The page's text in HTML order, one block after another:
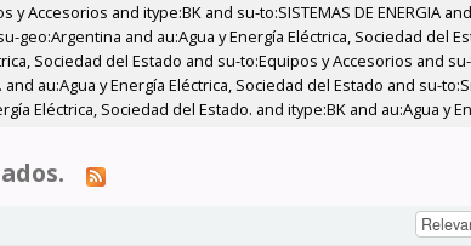
and itype:BK and su-to:SISTEMAS DE ENERGIA
and au:Agua y Energía Eléctrica, Sociedad del
Sociedad del Estado and su-to:Equipos y Accesorios and
au:Agua y Energía Eléctrica, Sociedad del Estado and su-
Eléctrica, Sociedad del Estado. and itype:BK and au:Agua y